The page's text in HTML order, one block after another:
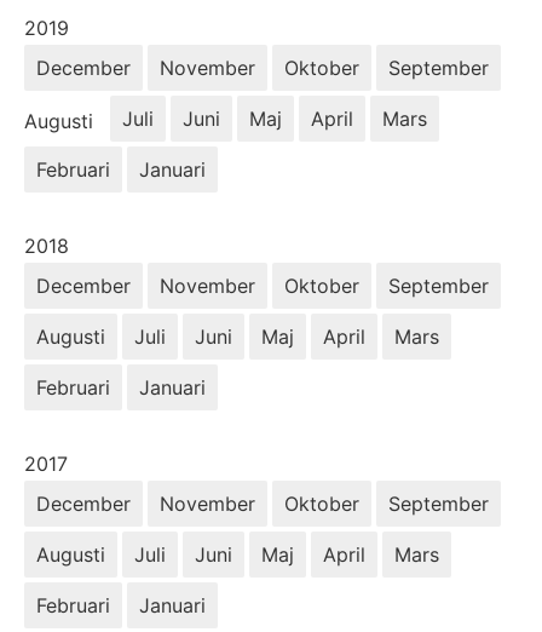
År:
2019
December
November Oktober September
Augusti Juli Juni Maj April Mars
Februari Januari
År:
2018
December
November Oktober September
Augusti Juli Juni Maj April Mars
Februari Januari
År:
2017
December
November Oktober September
Augusti Juli Juni Maj April Mars
Februari Januari